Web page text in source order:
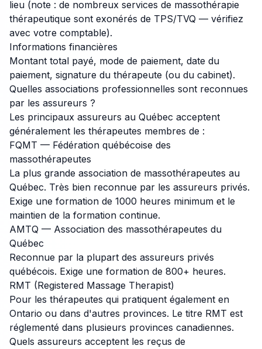
lieu (note : de nombreux services de massothérapie
thérapeutique sont exonérés de TPS/TVQ — vérifiez
avec votre comptable).
Informations financières
Montant total payé, mode de paiement, date du
paiement, signature du thérapeute (ou du cabinet).
Quelles associations professionnelles sont reconnues
par les assureurs ?
Les principaux assureurs au Québec acceptent
généralement les thérapeutes membres de :
FQMT — Fédération québécoise des
massothérapeutes
La plus grande association de massothérapeutes au
Québec. Très bien reconnue par les assureurs privés.
Exige une formation de 1000 heures minimum et le
maintien de la formation continue.
AMTQ — Association des massothérapeutes du
Québec
Reconnue par la plupart des assureurs privés
québécois. Exige une formation de 800+ heures.
RMT (Registered Massage Therapist)
Pour les thérapeutes qui pratiquent également en
Ontario ou dans d'autres provinces. Le titre RMT est
réglementé dans plusieurs provinces canadiennes.
Quels assureurs acceptent les reçus de